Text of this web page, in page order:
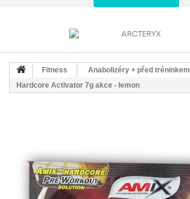
Fitness Anabolizéry + před tréninkem
Hardcore Activator 7g akce - lemon